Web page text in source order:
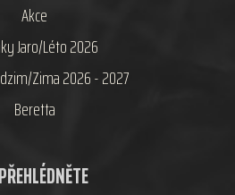
Akce
Jaro/Léto 2026
Zima 2026 - 2027
Beretta